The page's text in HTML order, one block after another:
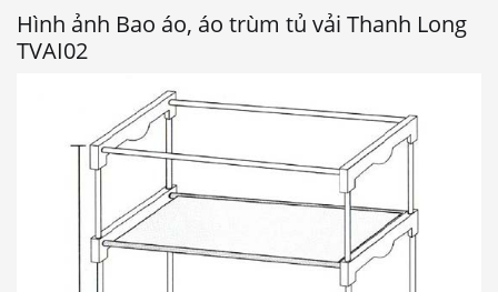
Hình ảnh Bao áo, áo trùm tủ vải Thanh Long
TVAI02